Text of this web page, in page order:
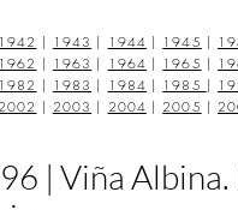
1942 | 1943 | 1944 | 1945 |
1962 | 1963 | 1964 | 1965 |
1982 | 1983 | 1984 | 1985 |
2002 | 2003 | 2004 | 2005 |
| Viña Albina.